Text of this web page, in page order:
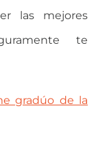
las mejores
te
gradúo de la